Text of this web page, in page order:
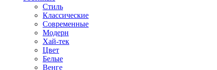
Стиль
Классические
Современные
Модерн
Хай-тек
Цвет
Белые
Венге